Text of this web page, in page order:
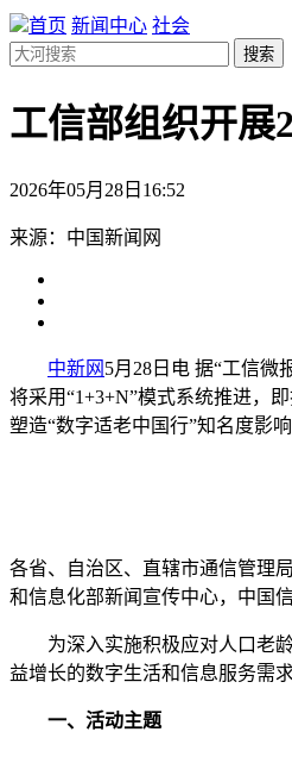
首页 新闻中心 社会
搜索
工信部组织开展
2026年05月28日16:52
来源：中国新闻网
中新网 5月28日电 据“工信微
将采用“1+3+N”模式系统推进，
塑造“数字适老中国行”知名度影
各省、自治区、直辖市通信管理
和信息化部新闻宣传中心，中国
为深入实施积极应对人口老龄
益增长的数字生活和信息服务需
一、活动主题